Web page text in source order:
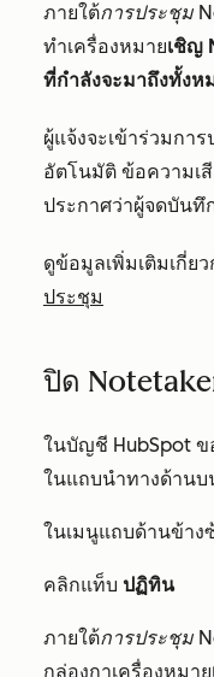
ภายใต้การประชุม
ทำเครื่องหมายเชิญ
ที่กำลังจะมาถึงทั้ง
ผู้แจ้งจะเข้าร่วมกา
อัตโนมัติ ข้อความเ
ประกาศว่าผู้จดบันทึ
ดูข้อมูลเพิ่มเติมเกี่ย
ประชุม
ปิด
ในบัญชี HubSpot
ในแถบนำทางด้านบ
ในเมนูแถบด้านข้าง
คลิกแท็บ ปฏิทิน
ภายใต้การประชุม
กล่องกาเครื่องหมาย